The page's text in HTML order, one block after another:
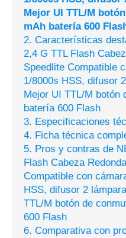
Mejor UI TTL/M
mAh batería 600
2. Características
2,4 G TTL Flash
Speedlite Compatible
1/8000s HSS, difusor
Mejor UI TTL/M botón
batería 600 Flash
3. Especificaciones
4. Ficha técnica
5. Pros y contras de
Flash Cabeza
Compatible con
HSS, difusor 2
TTL/M botón de
600 Flash
6. Comparativa con